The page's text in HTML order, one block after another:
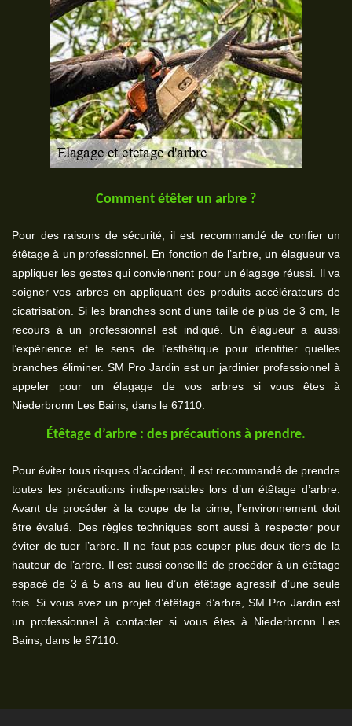
Comment étêter un arbre ?
Pour des raisons de sécurité, il est recommandé de confier un
étêtage à un professionnel. En fonction de l’arbre, un élagueur va
appliquer les gestes qui conviennent pour un élagage réussi. Il va
soigner vos arbres en appliquant des produits accélérateurs de
cicatrisation. Si les branches sont d’une taille de plus de 3 cm, le
recours à un professionnel est indiqué. Un élagueur a aussi
l’expérience et le sens de l’esthétique pour identifier quelles
branches éliminer. SM Pro Jardin est un jardinier professionnel à
appeler pour un élagage de vos arbres si vous êtes à
Niederbronn Les Bains, dans le 67110.
Étêtage d’arbre : des précautions à prendre.
Pour éviter tous risques d’accident, il est recommandé de prendre
toutes les précautions indispensables lors d’un étêtage d’arbre.
Avant de procéder à la coupe de la cime, l’environnement doit
être évalué. Des règles techniques sont aussi à respecter pour
éviter de tuer l’arbre. Il ne faut pas couper plus deux tiers de la
hauteur de l’arbre. Il est aussi conseillé de procéder à un étêtage
espacé de 3 à 5 ans au lieu d’un étêtage agressif d’une seule
fois. Si vous avez un projet d’étêtage d’arbre, SM Pro Jardin est
un professionnel à contacter si vous êtes à Niederbronn Les
Bains, dans le 67110.